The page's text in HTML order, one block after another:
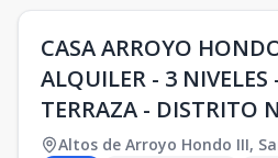
CASA ARROYO
ALQUILER - 3 NIVELES
TERRAZA - DISTRITO
Altos de Arroyo Hondo III,